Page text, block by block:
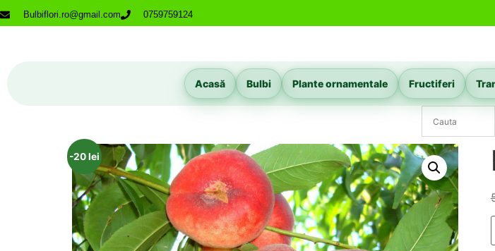
Bulbiflori.ro@gmail.com 0759759124
Acasă Bulbi Plante ornamentale Fructiferi
-20 lei